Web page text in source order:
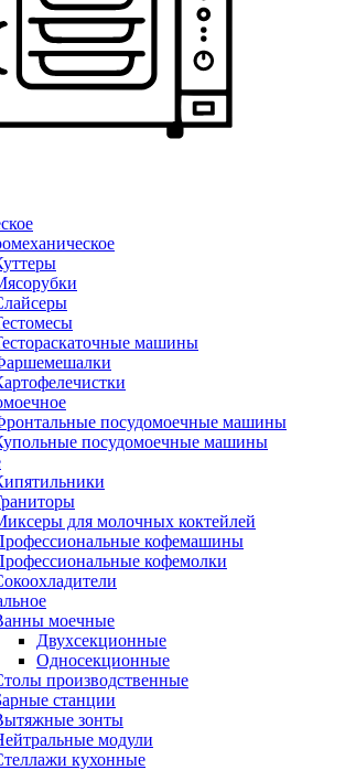
машины
посудомоечные машины
посудомоечные машины
для молочных коктейлей
кофемашины
кофемолки
моечные
Двухсекционные
Односекционные
производственные
станции
зонты
модули
кухонные